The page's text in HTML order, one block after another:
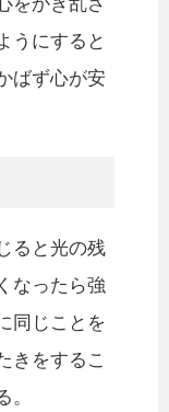
うにすると
ばず心が安
ると光の残
なったら強
同じことを
きをするこ
。